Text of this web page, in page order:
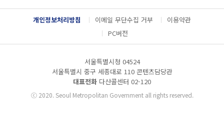
g
l
e
서
다
운
개인정보처리방침 이메일 무단수집 거부
이용약관
PC버전
서울특별시청 04524
서울특별시 중구 세종대로 110 콘텐츠담당관
대표전화 다산콜센터 02-120
ⓒ2020. Seoul Metropolitan Government all rights reserved.